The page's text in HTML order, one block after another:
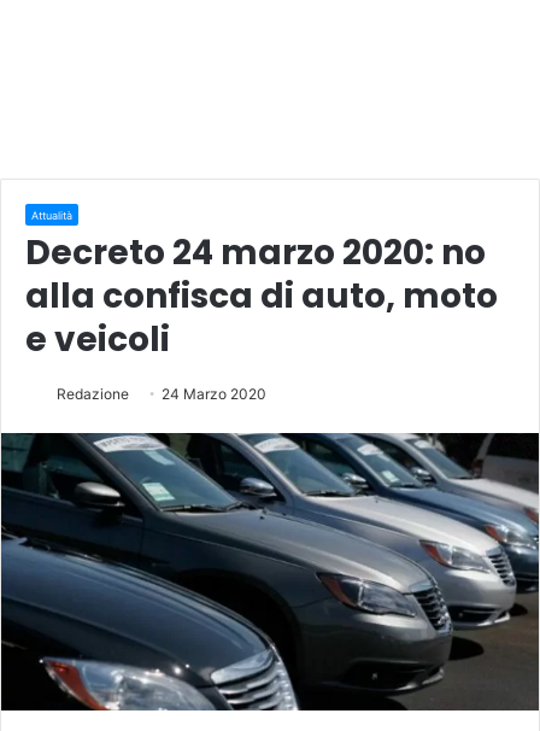
Attualità
Decreto 24 marzo 2020: no
alla confisca di auto, moto
e veicoli
Redazione 24 Marzo 2020